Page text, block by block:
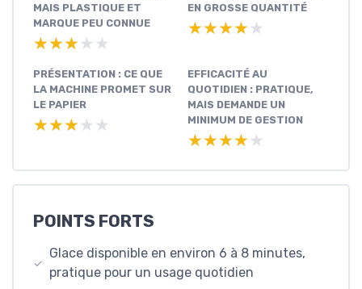
MAIS PLASTIQUE ET
MARQUE PEU CONNUE
★★★★★
★★★★★
EN GROSSE QUANTITÉ
★★★★★
★★★★★
PRÉSENTATION : CE QUE
LA MACHINE PROMET SUR
LE PAPIER
★★★★★
★★★★★
EFFICACITÉ AU
QUOTIDIEN : PRATIQUE,
MAIS DEMANDE UN
MINIMUM DE GESTION
★★★★★
★★★★★
POINTS FORTS
Glace disponible en environ 6 à 8 minutes,
pratique pour un usage quotidien